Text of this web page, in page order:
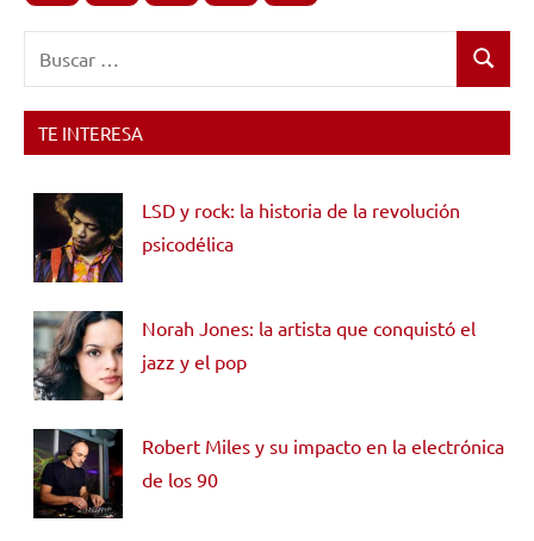
Buscar
TE INTERESA
LSD y rock: la historia de la revolución
psicodélica
Norah Jones: la artista que conquistó el
jazz y el pop
Robert Miles y su impacto en la electrónica
de los 90